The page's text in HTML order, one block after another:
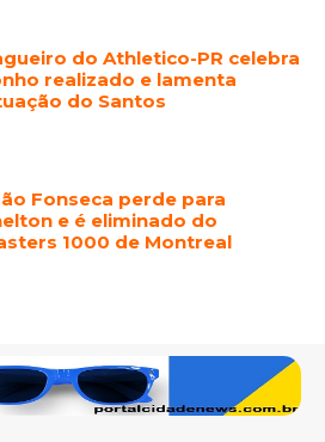
do Athletico-PR celebra
realizado e lamenta
do Santos
Fonseca perde para
e é eliminado do
1000 de Montreal